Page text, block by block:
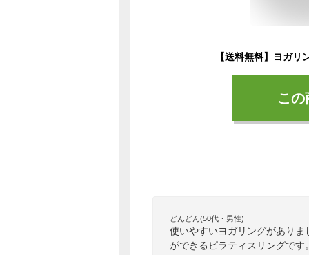
こ
どんどん(50代・男性)
使いやすいヨガリングがあり
ができるピラティスリングで